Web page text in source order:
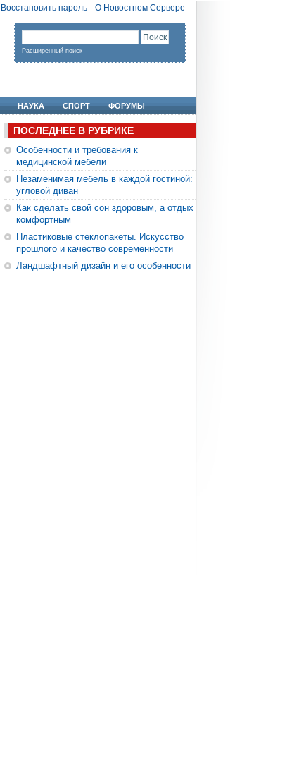
Восстановить пароль О Новостном Сервере
Расширенный поиск
НАУКА СПОРТ ФОРУМЫ
ПОСЛЕДНЕЕ В РУБРИКЕ
Особенности и требования к
медицинской мебели
Незаменимая мебель в каждой гостиной:
угловой диван
Как сделать свой сон здоровым, а отдых
комфортным
Пластиковые стеклопакеты. Искусство
прошлого и качество современности
Ландшафтный дизайн и его особенности